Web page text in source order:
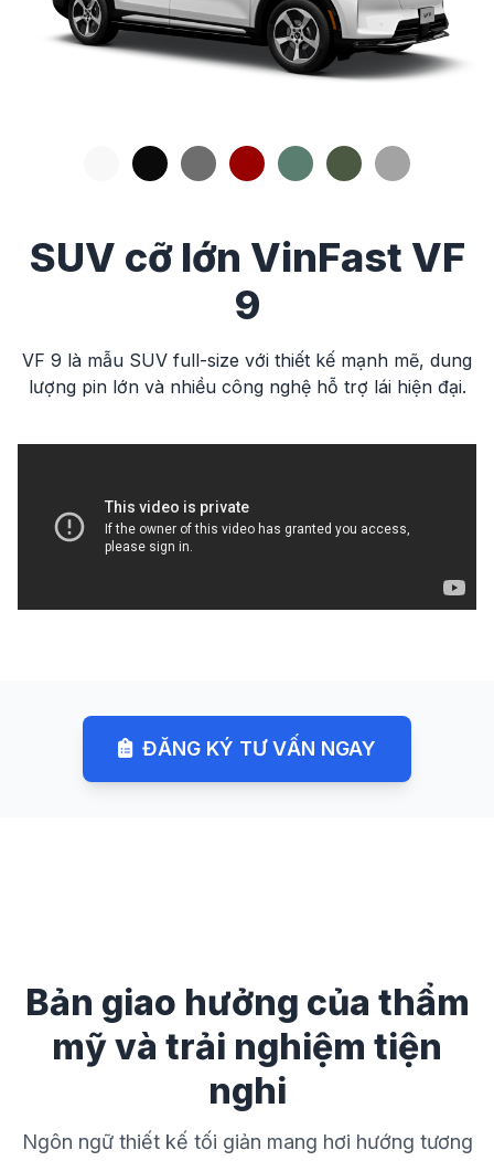
SUV cỡ lớn VinFast VF
9
VF 9 là mẫu SUV full-size với thiết kế mạnh mẽ, dung
lượng pin lớn và nhiều công nghệ hỗ trợ lái hiện đại.
ĐĂNG KÝ TƯ VẤN NGAY
Bản giao hưởng của thẩm
mỹ và trải nghiệm tiện
nghi
Ngôn ngữ thiết kế tối giản mang hơi hướng tương